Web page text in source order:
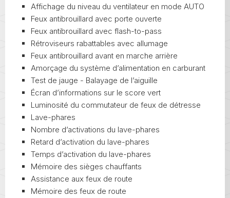
Affichage du niveau du ventilateur en mode AUTO
Feux antibrouillard avec porte ouverte
Feux antibrouillard avec flash-to-pass
Rétroviseurs rabattables avec allumage
Feux antibrouillard avant en marche arrière
Amorçage du système d’alimentation en carburant
Test de jauge - Balayage de l’aiguille
Écran d’informations sur le score vert
Luminosité du commutateur de feux de détresse
Lave-phares
Nombre d’activations du lave-phares
Retard d’activation du lave-phares
Temps d’activation du lave-phares
Mémoire des sièges chauffants
Assistance aux feux de route
Mémoire des feux de route